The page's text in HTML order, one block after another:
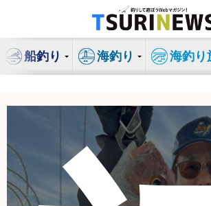
ン
ッ
船釣り 海釣り 海釣り